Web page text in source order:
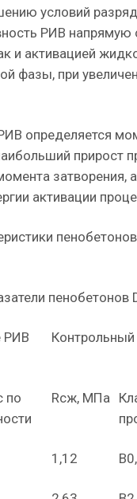
условий
РИВ напрямую
и активацией
фазы, при
определяется
прирост
затворения,
активации
пенобетонов
РИВ
по
Rсж, МПа
1,12